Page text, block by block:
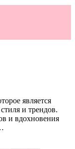
является
и трендов.
и вдохновения